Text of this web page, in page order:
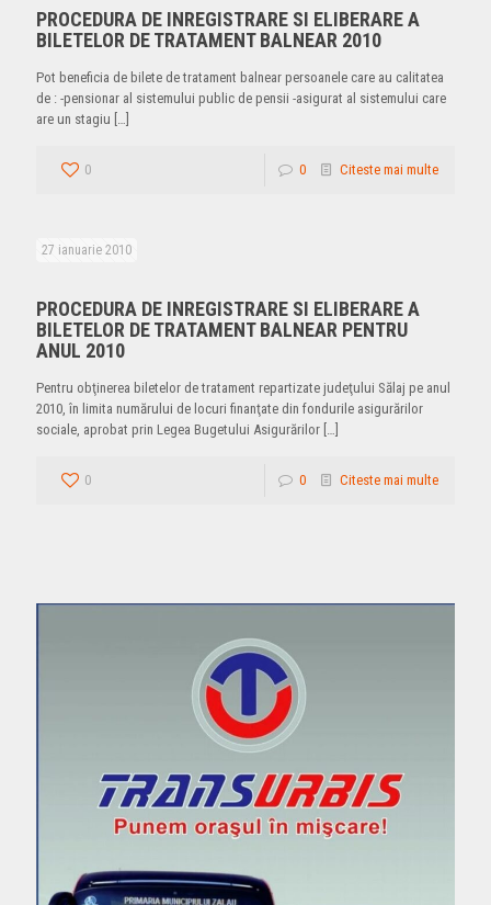
PROCEDURA DE INREGISTRARE SI ELIBERARE A
BILETELOR DE TRATAMENT BALNEAR 2010
Pot beneficia de bilete de tratament balnear persoanele care au calitatea
de : -pensionar al sistemului public de pensii -asigurat al sistemului care
are un stagiu
0 0 Citeste mai multe
27 ianuarie 2010
PROCEDURA DE INREGISTRARE SI ELIBERARE A
BILETELOR DE TRATAMENT BALNEAR PENTRU
ANUL 2010
Pentru obţinerea biletelor de tratament repartizate judeţului Sălaj pe anul
2010, în limita numărului de locuri finanţate din fondurile asigurărilor
sociale, aprobat prin Legea Bugetului Asigurărilor
0 0 Citeste mai multe